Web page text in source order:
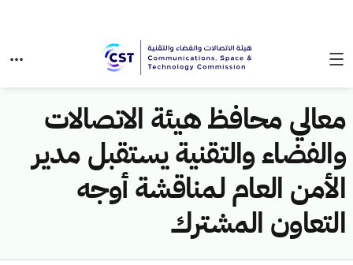
معالي محافظ هيئة الاتصالات
والفضاء والتقنية يستقبل مدير
الأمن العام لمناقشة أوجه
التعاون المشترك